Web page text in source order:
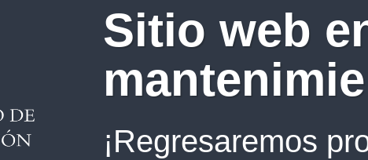
Sitio web
¡Regresaremos